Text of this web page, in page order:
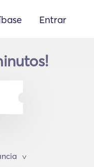
Entrar
>